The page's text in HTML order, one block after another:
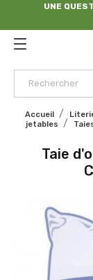
UNE
Accueil
jetables
Taie